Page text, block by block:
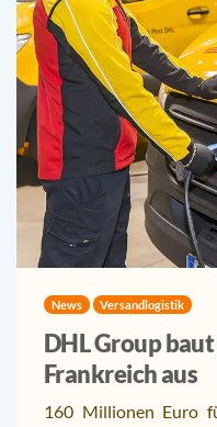
News Versandlogistik
DHL Group
Frankreich aus
160 Millionen Euro